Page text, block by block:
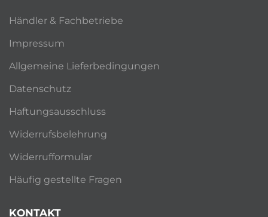
Händler & Fachbetriebe
Impressum
Allgemeine Lieferbedingungen
Datenschutz
Haftungsausschluss
Widerrufsbelehrung
Widerrufformular
Häufig gestellte Fragen
KONTAKT